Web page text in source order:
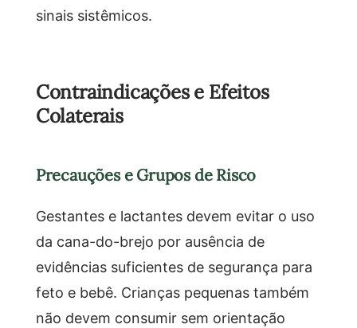
sinais sistêmicos.
Contraindicações e Efeitos
Colaterais
Precauções e Grupos de Risco
Gestantes e lactantes devem evitar o uso
da cana-do-brejo por ausência de
evidências suficientes de segurança para
feto e bebê. Crianças pequenas também
não devem consumir sem orientação